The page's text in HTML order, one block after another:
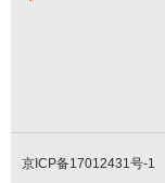
京ICP备17012431号-1